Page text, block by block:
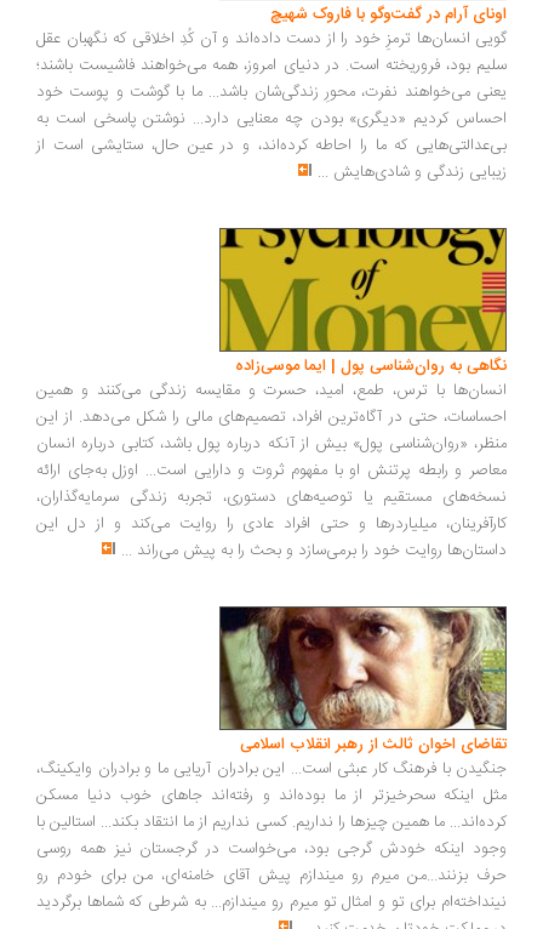
آرام در گفت‌وگو با فاروک شهیچ‭
انسان‌ها ترمزِ خود را از دست داده‌اند و آن کُدِ اخلاقی که نگهبان عقل
بود، فروریخته است. در دنیای امروز، همه می‌خواهند فاشیست باشند؛
می‌خواهند نفرت، محورِ زندگی‌شان باشد... ما با گوشت و پوست خود
کردیم «دیگری» بودن چه معنایی دارد... نوشتن پاسخی است به
که ما را احاطه کرده‌اند، و در عین حال، ستایشی است از
زندگی و شادی‌هایش...
به روان‌شناسی پول | ایما موسی‌زاده
با ترس، طمع، امید، حسرت و مقایسه زندگی می‌کنند و همین
حتی در آگاه‌ترین افراد، تصمیم‌های مالی را شکل می‌دهد. از این
«روان‌شناسی پول» بیش از آنکه درباره پول باشد، کتابی درباره انسان
و رابطه پرتنش او با مفهوم ثروت و دارایی است... اوزل به‌جای ارائه
مستقیم یا توصیه‌های دستوری، تجربه زندگی سرمایه‌گذاران،
میلیاردرها و حتی افراد عادی را روایت می‌کند و از دل این
روایت خود را برمی‌سازد و بحث را به پیش می‌راند ...
اخوان ثالث از رهبر انقلاب اسلامی
با فرهنگ کار عبثی است... این برادران آریایی ما و برادران وایکینگ،
اینکه سحرخیزتر از ما بوده‌اند و رفته‌اند جاهای خوب دنیا مسکن
ما همین چیزها را نداریم. کسی نداریم از ما انتقاد بکند... استالین با
اینکه خودش گرجی بود، می‌خواست در گرجستان نیز همه روسی
بزنند...من میرم رو میندازم پیش آقای خامنه‌ای، من برای خودم رو
برای تو و امثال تو میرم رو میندازم... به شرطی که شماها برگردید